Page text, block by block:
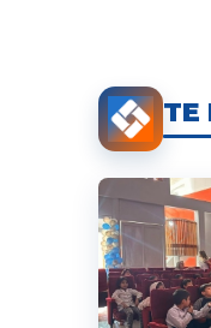
TE